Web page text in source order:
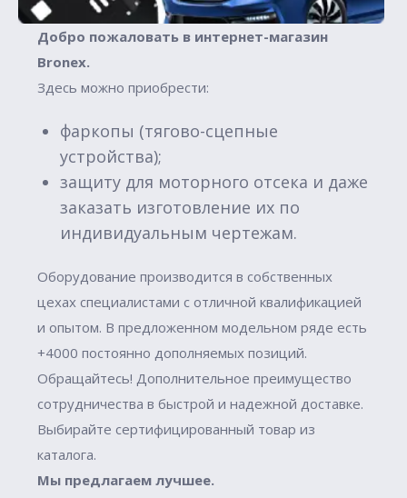
Добро пожаловать в интернет-магазин
Вronex.
Здесь можно приобрести:
фаркопы (тягово-сцепные
устройства);
защиту для моторного отсека и даже
заказать изготовление их по
индивидуальным чертежам.
Оборудование производится в собственных
цехах специалистами с отличной квалификацией
и опытом. В предложенном модельном ряде есть
+4000 постоянно дополняемых позиций.
Обращайтесь! Дополнительное преимущество
сотрудничества в быстрой и надежной доставке.
Выбирайте сертифицированный товар из
каталога.
Мы предлагаем лучшее.